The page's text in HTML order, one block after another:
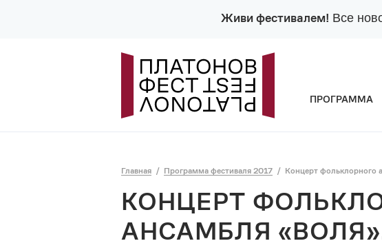
Живи фестивалем! Все
ПРОГРАММА
Главная Программа фестиваля 2017 Концерт фольклорного
КОНЦЕРТ
АНСАМБЛЯ